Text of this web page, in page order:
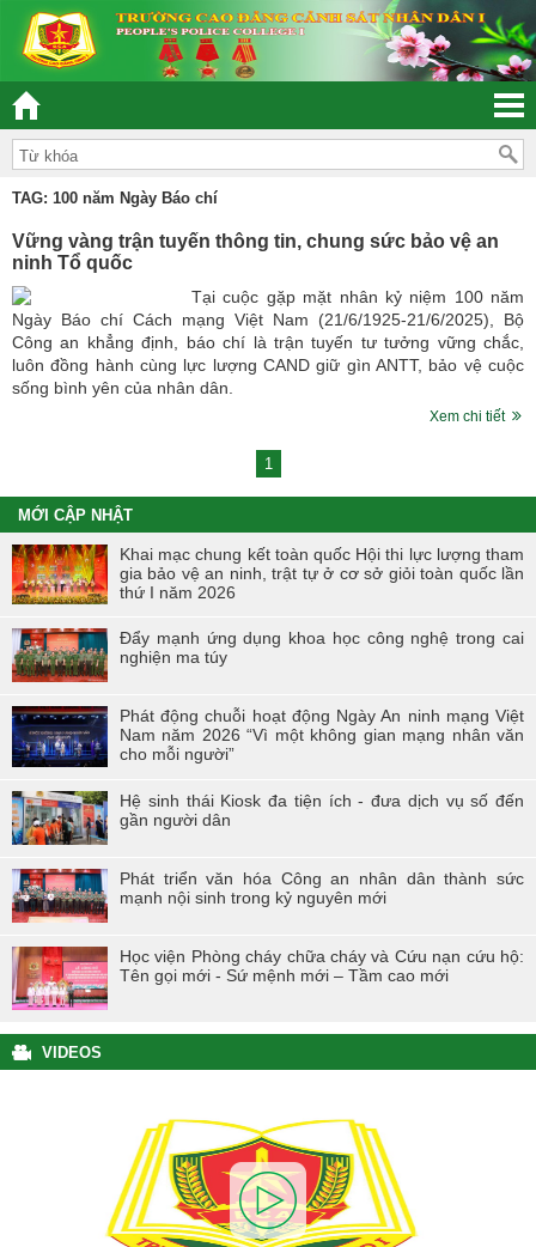
KẾT – DÂN CHỦ - KỶ CƯƠNG – TRÁCH NHIỆM – HIỆU QUẢ”
TAG: 100 năm Ngày Báo chí
Vững vàng trận tuyến thông tin, chung sức bảo vệ an
ninh Tổ quốc
Tại cuộc gặp mặt nhân kỷ niệm 100 năm
Ngày Báo chí Cách mạng Việt Nam (21/6/1925-21/6/2025), Bộ
Công an khẳng định, báo chí là trận tuyến tư tưởng vững chắc,
luôn đồng hành cùng lực lượng CAND giữ gìn ANTT, bảo vệ cuộc
sống bình yên của nhân dân.
Xem chi tiết
1
MỚI CẬP NHẬT
Khai mạc chung kết toàn quốc Hội thi lực lượng tham
gia bảo vệ an ninh, trật tự ở cơ sở giỏi toàn quốc lần
thứ I năm 2026
Đẩy mạnh ứng dụng khoa học công nghệ trong cai
nghiện ma túy
Phát động chuỗi hoạt động Ngày An ninh mạng Việt
Nam năm 2026 “Vì một không gian mạng nhân văn
cho mỗi người”
Hệ sinh thái Kiosk đa tiện ích - đưa dịch vụ số đến
gần người dân
Phát triển văn hóa Công an nhân dân thành sức
mạnh nội sinh trong kỷ nguyên mới
Học viện Phòng cháy chữa cháy và Cứu nạn cứu hộ:
Tên gọi mới - Sứ mệnh mới – Tầm cao mới
VIDEOS